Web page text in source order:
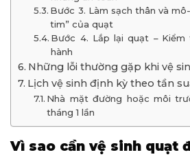
Bước 3. Làm sạch thân và
tim” của quạt
Bước 4. Lắp lại quạt –
hành
Những lỗi thường gặp khi vệ
Lịch vệ sinh định kỳ theo tần
Nhà mặt đường hoặc môi
tháng 1 lần
Vì sao cần vệ sinh quạt